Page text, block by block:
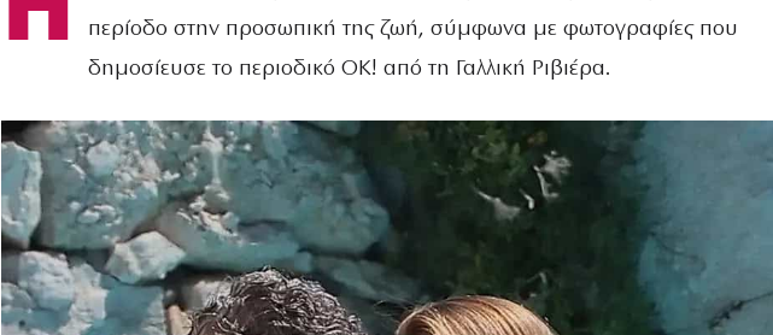
περίοδο στην προσωπική της ζωή, σύμφωνα με φωτογραφίες που
δημοσίευσε το περιοδικό ΟΚ! από τη Γαλλική Ριβιέρα.